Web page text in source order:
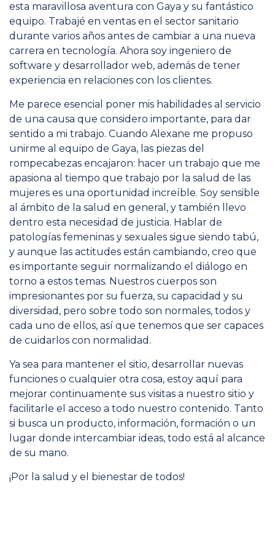
esta maravillosa aventura con Gaya y su fantástico
equipo. Trabajé en ventas en el sector sanitario
durante varios años antes de cambiar a una nueva
carrera en tecnología. Ahora soy ingeniero de
software y desarrollador web, además de tener
experiencia en relaciones con los clientes.
Me parece esencial poner mis habilidades al servicio
de una causa que considero importante, para dar
sentido a mi trabajo. Cuando Alexane me propuso
unirme al equipo de Gaya, las piezas del
rompecabezas encajaron: hacer un trabajo que me
apasiona al tiempo que trabajo por la salud de las
mujeres es una oportunidad increíble. Soy sensible
al ámbito de la salud en general, y también llevo
dentro esta necesidad de justicia. Hablar de
patologías femeninas y sexuales sigue siendo tabú,
y aunque las actitudes están cambiando, creo que
es importante seguir normalizando el diálogo en
torno a estos temas. Nuestros cuerpos son
impresionantes por su fuerza, su capacidad y su
diversidad, pero sobre todo son normales, todos y
cada uno de ellos, así que tenemos que ser capaces
de cuidarlos con normalidad.
Ya sea para mantener el sitio, desarrollar nuevas
funciones o cualquier otra cosa, estoy aquí para
mejorar continuamente sus visitas a nuestro sitio y
facilitarle el acceso a todo nuestro contenido. Tanto
si busca un producto, información, formación o un
lugar donde intercambiar ideas, todo está al alcance
de su mano.
¡Por la salud y el bienestar de todos!